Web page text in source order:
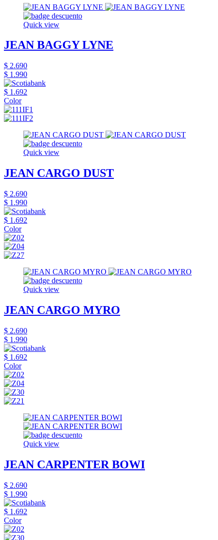
Quick view
JEAN BAGGY LYNE
$ 2.690
$ 1.990
$ 1.692
Color
Quick view
JEAN CARGO DUST
$ 2.690
$ 1.990
$ 1.692
Color
Quick view
JEAN CARGO MYRO
$ 2.690
$ 1.990
$ 1.692
Color
Quick view
JEAN CARPENTER BOWI
$ 2.690
$ 1.990
$ 1.692
Color